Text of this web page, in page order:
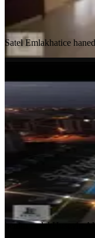
Ara
Satel Emlakhatice
2+1
benim emlak Huseyin
Ara
benim emlakHuseyin